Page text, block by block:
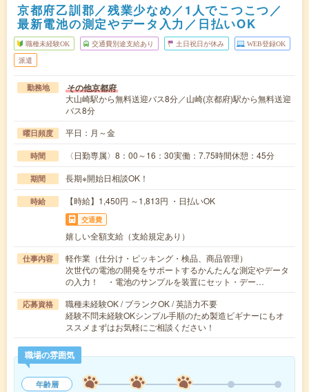
京都府乙訓郡／残業少なめ／1人でこつこつ／
最新電池の測定やデータ入力／日払いOK
職種未経験OK 交通費別途支給あり 土日祝日が休み WEB登録OK
派遣
勤務地 その他京都府
大山崎駅から無料送迎バス8分／山崎(京都府)駅から無料送迎
バス8分
曜日頻度 平日：月～金
時間 〈日勤専属〉8：00～16：30実働：7.75時間休憩：45分
期間 長期※開始日相談OK！
時給 【時給】1,450円 ～1,813円 ・日払いOK
交通費
嬉しい全額支給（支給規定あり）
仕事内容
軽作業（仕分け・ピッキング・検品、商品管理）
次世代の電池の開発をサポートするかんたんな測定やデータ
の入力！ ・電池のサンプルを装置にセット・デー…
応募資格
職種未経験OK / ブランクOK / 英語力不要
経験不問未経験OKシンプル手順のため製造ビギナーにもオ
ススメまずはお気軽にご相談ください！
職場の雰囲気
年齢層